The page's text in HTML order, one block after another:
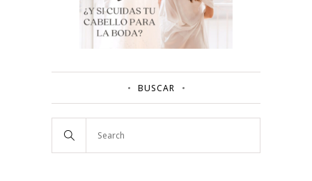
BUSCAR